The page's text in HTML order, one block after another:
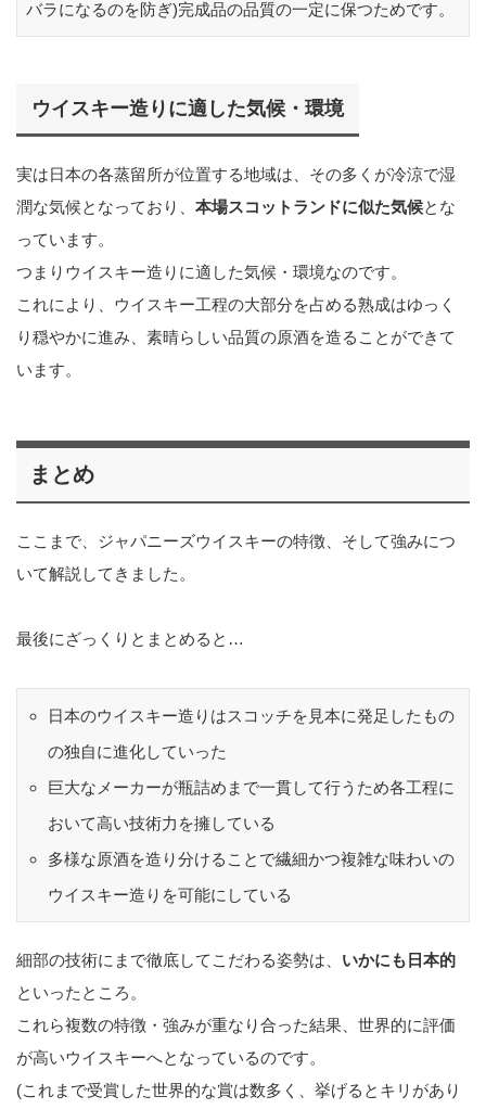
バラになるのを防ぎ)完成品の品質の一定に保つためです。
ウイスキー造りに適した気候・環境
実は日本の各蒸留所が位置する地域は、その多くが冷涼で湿
潤な気候となっており、 本場スコットランドに似た気候とな
っています。
つまりウイスキー造りに適した気候・環境なのです。
これにより、ウイスキー工程の大部分を占める熟成はゆっく
り穏やかに進み、素晴らしい品質の原酒を造ることができて
います。
まとめ
ここまで、ジャパニーズウイスキーの特徴、そして強みにつ
いて解説してきました。
最後にざっくりとまとめると…
日本のウイスキー造りはスコッチを見本に発足したもの
の独自に進化していった
巨大なメーカーが瓶詰めまで一貫して行うため各工程に
おいて高い技術力を擁している
多様な原酒を造り分けることで繊細かつ複雑な味わいの
ウイスキー造りを可能にしている
細部の技術にまで徹底してこだわる姿勢は、 いかにも日本的
といったところ。
これら複数の特徴・強みが重なり合った結果、世界的に評価
が高いウイスキーへとなっているのです。
(これまで受賞した世界的な賞は数多く、挙げるとキリがあり